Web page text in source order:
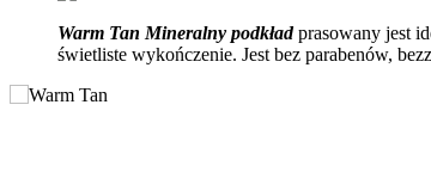
Warm Tan Mineralny podkładprasowany jest
świetliste wykończenie. Jest bez parabenów,